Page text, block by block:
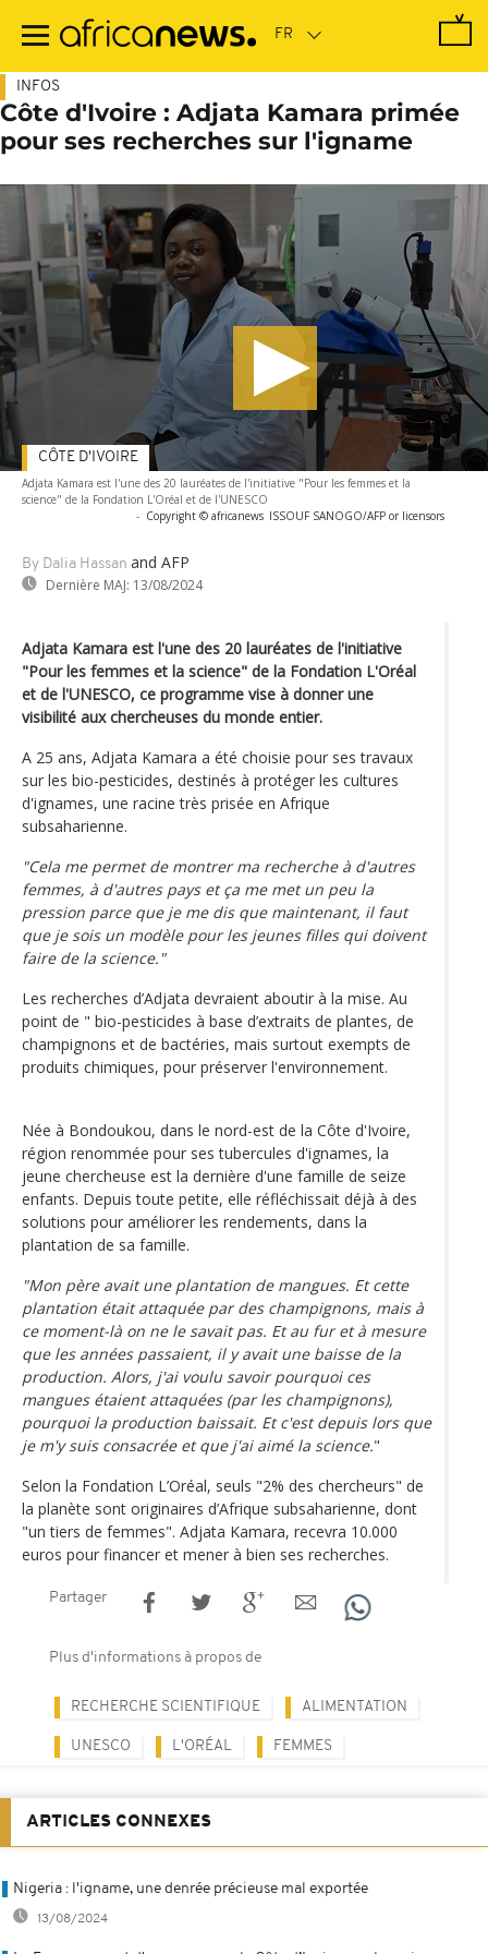
contenu
INFOS
Côte d'Ivoire : Adjata Kamara primée
pour ses recherches sur l'igname
Adjata Kamara est l'une des 20 lauréates de l'initiative "Pour les femmes et la
science" de la Fondation L'Oréal et de l'UNESCO
- Copyright © africanews ISSOUF SANOGO/AFP or licensors
By Dalia Hassan and AFP
Dernière MAJ: 13/08/2024
CÔTE D'IVOIRE
Adjata Kamara est l'une des 20 lauréates de l'initiative
"Pour les femmes et la science" de la Fondation L'Oréal
et de l'UNESCO, ce programme vise à donner une
visibilité aux chercheuses du monde entier.
A 25 ans, Adjata Kamara a été choisie pour ses travaux
sur les bio-pesticides, destinés à protéger les cultures
d'ignames, une racine très prisée en Afrique
subsaharienne.
"Cela me permet de montrer ma recherche à d'autres
femmes, à d'autres pays et ça me met un peu la
pression parce que je me dis que maintenant, il faut
que je sois un modèle pour les jeunes filles qui doivent
faire de la science."
Les recherches d’Adjata devraient aboutir à la mise. Au
point de " bio-pesticides à base d’extraits de plantes, de
champignons et de bactéries, mais surtout exempts de
produits chimiques, pour préserver l'environnement.
Née à Bondoukou, dans le nord-est de la Côte d'Ivoire,
région renommée pour ses tubercules d'ignames, la
jeune chercheuse est la dernière d'une famille de seize
enfants. Depuis toute petite, elle réfléchissait déjà à des
solutions pour améliorer les rendements, dans la
plantation de sa famille.
"Mon père avait une plantation de mangues. Et cette
plantation était attaquée par des champignons, mais à
ce moment-là on ne le savait pas. Et au fur et à mesure
que les années passaient, il y avait une baisse de la
production. Alors, j'ai voulu savoir pourquoi ces
mangues étaient attaquées (par les champignons),
pourquoi la production baissait. Et c'est depuis lors que
je m'y suis consacrée et que j'ai aimé la science."
Selon la Fondation L’Oréal, seuls "2% des chercheurs" de
la planète sont originaires d’Afrique subsaharienne, dont
"un tiers de femmes". Adjata Kamara, recevra 10.000
euros pour financer et mener à bien ses recherches.
Partager
Plus d'informations à propos de
RECHERCHE SCIENTIFIQUE ALIMENTATION
UNESCO L'ORÉAL FEMMES
ARTICLES CONNEXES
Nigeria : l'igname, une denrée précieuse mal exportée
13/08/2024